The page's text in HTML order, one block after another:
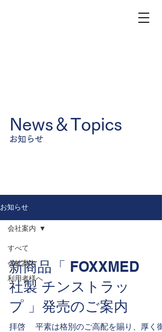
News＆Topics
お知らせ
お知らせ
すべて
会社案内
利用者様へ
会社案内
新商品「 FOXXMED
社製 チンストラッ
プ 」発売のご案内
拝啓 平素は格別のご高配を賜り、厚く御